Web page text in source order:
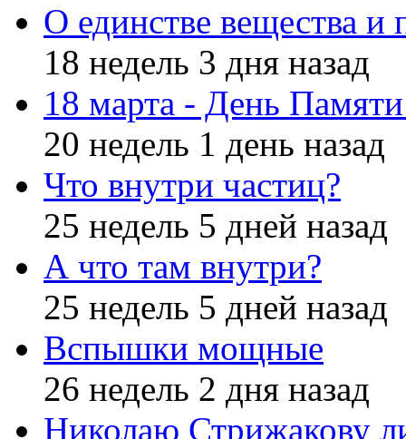
О единстве вещества и
18 недель 3 дня назад
18 марта - День
20 недель 1 день назад
Что внутри частиц?
25 недель 5 дней назад
А что там внутри?
25 недель 5 дней назад
Вспышки мощные
26 недель 2 дня назад
Николаю Стрижакову